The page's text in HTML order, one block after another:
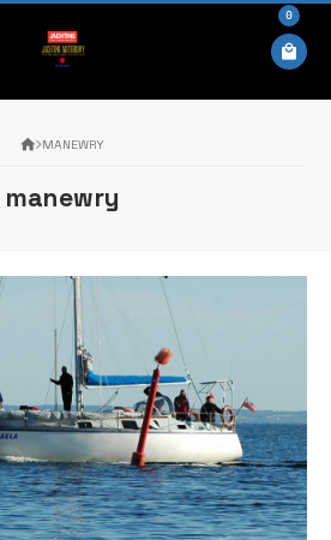
0
MANEWRY
manewry